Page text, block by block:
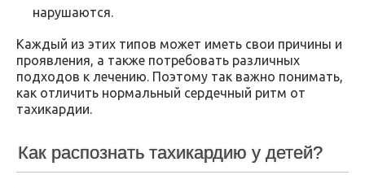
нарушаются.
Каждый из этих типов может иметь свои причины и
проявления, а также потребовать различных
подходов к лечению. Поэтому так важно понимать,
как отличить нормальный сердечный ритм от
тахикардии.
Как распознать тахикардию у детей?